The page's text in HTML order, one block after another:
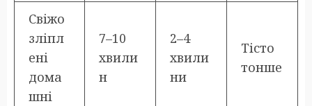
Свіжо
зліпл
ені
дома
шні
7–10
хвили
н
2–4
хвили
ни
Тісто
тонше